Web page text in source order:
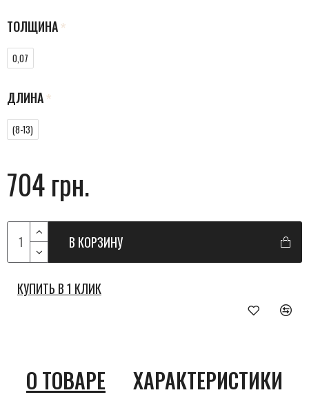
ТОЛЩИНА
0,07
ДЛИНА
(8-13)
704 грн.
В КОРЗИНУ
КУПИТЬ В 1 КЛИК
О ТОВАРЕ
ХАРАКТЕРИСТИКИ